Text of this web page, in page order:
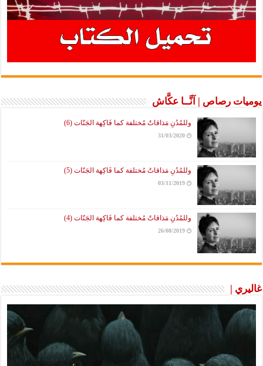
يوميات رصاص | آنَّــا عكَّاش
وللمُدُنِ مَذاقاتٌ مُختلفة كما فَاكِهة الجَنّات (6)
31/03/2020
وللمُدُنِ مَذاقاتٌ مُختلفة كما فَاكِهة الجَنّات (5)
03/11/2019
وللمُدُنِ مَذاقاتٌ مُختلفة كما فَاكِهة الجَنّات (4)
26/08/2019
غاليري |